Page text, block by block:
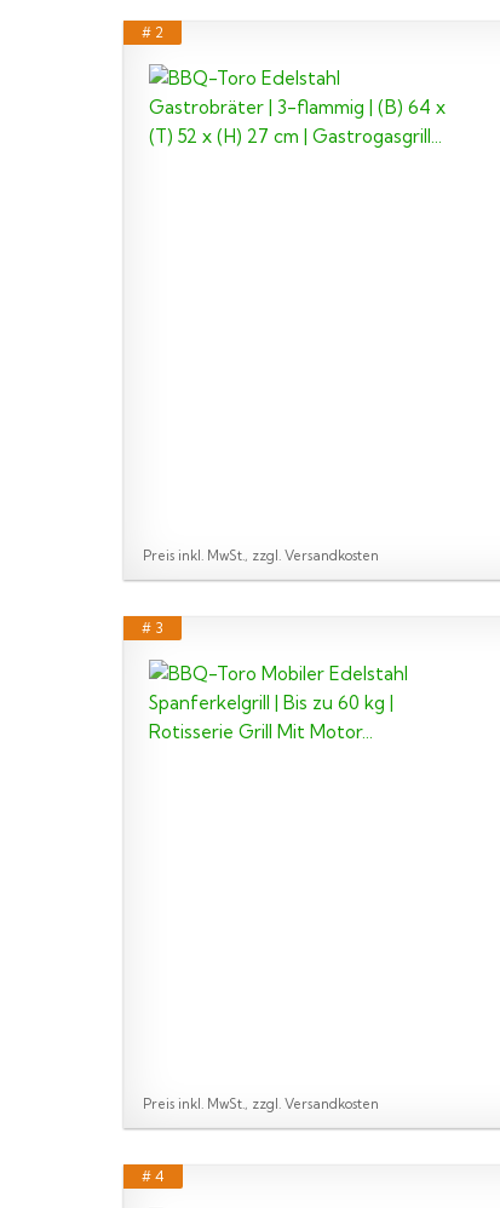
# 2
Preis inkl. MwSt., zzgl. Versandkosten
# 3
Preis inkl. MwSt., zzgl. Versandkosten
# 4